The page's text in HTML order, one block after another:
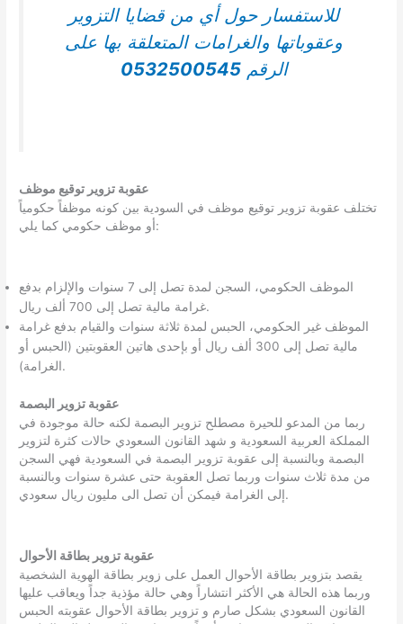
للاستفسار حول أي من قضايا التزوير
وعقوباتها والغرامات المتعلقة بها على
الرقم0532500545
عقوبة تزوير توقيع موظف
تختلف عقوبة تزوير توقيع موظف في السودية بين كونه موظفاً حكومياً
أو موظف حكومي كما يلي:
الموظف الحكومي، السجن لمدة تصل إلى 7 سنوات والإلزام بدفع
غرامة مالية تصل إلى 700 ألف ريال.
الموظف غير الحكومي، الحبس لمدة ثلاثة سنوات والقيام بدفع غرامة
مالية تصل إلى 300 ألف ريال أو بإحدى هاتين العقوبتين (الحبس أو
الغرامة).
عقوبة تزوير البصمة
ربما من المدعو للحيرة مصطلح تزوير البصمة لكنه حالة موجودة في
المملكة العربية السعودية و شهد القانون السعودي حالات كثرة لتزوير
البصمة وبالنسبة إلى عقوبة تزوير البصمة في السعودية فهي السجن
من مدة ثلاث سنوات وربما تصل العقوبة حتى عشرة سنوات وبالنسبة
إلى الغرامة فيمكن أن تصل الى مليون ريال سعودي.
عقوبة تزوير بطاقة الأحوال
يقصد بتزوير بطاقة الأحوال العمل على زوير بطاقة الهوية الشخصية
وربما هذه الحالة هي الأكثر انتشاراً وهي حالة مؤذية جداً ويعاقب عليها
القانون السعودي بشكل صارم و تزوير بطاقة الأحوال عقوبته الحبس